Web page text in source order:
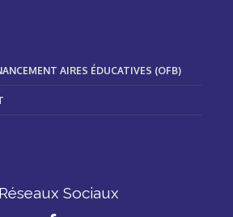
AIRES ÉDUCATIVES (OFB)
Réseaux Sociaux